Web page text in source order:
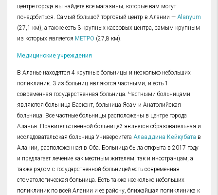
центре города вы найдете все магазины, которые вам могут
понадобиться. Самый большой торговый центр в Алании — Alanyum
(27,1 км), а также есть 3 крупных кассовых центра, самым крупным
из которых является МЕТРО (27,8 км).
Медицинские учреждения
В Аланье находятся 4 крупные больницы и несколько небольших
поликлиник. 3 из больниц являются частными, и есть 1
современная государственная больница. Частными больницами
являются больница Баскент, больница Ясам и Анатолийская
больница. Все частные больницы расположены в центре города
Аланья. Правительственной больницей является образовательная и
исследовательская больница Университета Алааддина Кейкубата в
Алании, расположенная в Оба. Больница была открыта в 2017 году
и предлагает лечение как местным жителям, так и иностранцам, а
также рядом с государственной больницей есть современная
стоматологическая больница. Есть также несколько небольших
поликлиник по всей Алании и ее району, ближайшая поликлиника к